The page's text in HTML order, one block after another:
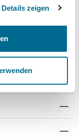
Details zeigen
- -